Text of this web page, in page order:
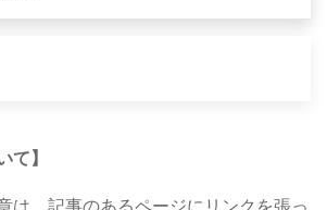
て】
は、記事のあるページにリンクを張っ